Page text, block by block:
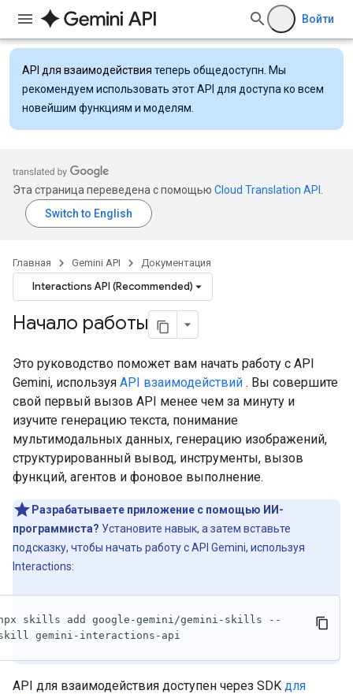
Войти
API для взаимодействия теперь общедоступн. Мы
рекомендуем использовать этот API для доступа ко всем
новейшим функциям и моделям.
Эта страница переведена с помощью Cloud Translation API
Главная Gemini API Документация
Interactions API (Recommended)
Начало работы
Это руководство поможет вам начать работу с API
Gemini, используя API взаимодействий . Вы совершите
свой первый вызов API менее чем за минуту и ​​
изучите генерацию текста, понимание
мультимодальных данных, генерацию изображений,
структурированный вывод, инструменты, вызов
функций, агентов и фоновое выполнение.
Разрабатываете приложение с помощью ИИ-
программиста? Установите навык, а затем вставьте
подсказку, чтобы начать работу с API Gemini, используя
Interactions:
skills add google-gemini/gemini-skills --
gemini-interactions-api
API для взаимодействия доступен через SDK для